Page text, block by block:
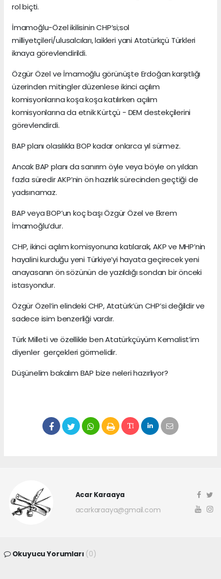
rol biçti.
İmamoğlu-Özel ikilisinin CHP’si;sol
milliyetçileri/ulusalcıları, laikleri yani Atatürkçü Türkleri
iknaya görevlendirildi.
Özgür Özel ve İmamoğlu görünüşte Erdoğan karşıtlığı
üzerinden mitingler düzenlese ikinci açılım
komisyonlarına koşa koşa katılırken açılım
komisyonlarına da etnik Kürtçü - DEM destekçilerini
görevlendirdi.
BAP planı olasılıkla BOP kadar onlarca yıl sürmez.
Ancak BAP planı da sanırım öyle veya böyle on yıldan
fazla süredir AKP’nin ön hazırlık sürecinden geçtiği de
yadsınamaz.
BAP veya BOP’un koç başı Özgür Özel ve Ekrem
İmamoğlu’dur.
CHP, ikinci açılım komisyonuna katılarak, AKP ve MHP’nin
hayalini kurduğu yeni Türkiye’yi hayata geçirecek yeni
anayasanın ön sözünün de yazıldığı sondan bir önceki
istasyondur.
Özgür Özel’in elindeki CHP, Atatürk’ün CHP’si değildir ve
sadece isim benzerliği vardır.
Türk Milleti ve özellikle ben Atatürkçüyüm Kemalist’im
diyenler gerçekleri görmelidir.
Düşünelim bakalım BAP bize neleri hazırlıyor?
Acar Karaaya
acarkaraaya@gmail.com
Okuyucu Yorumları (0)